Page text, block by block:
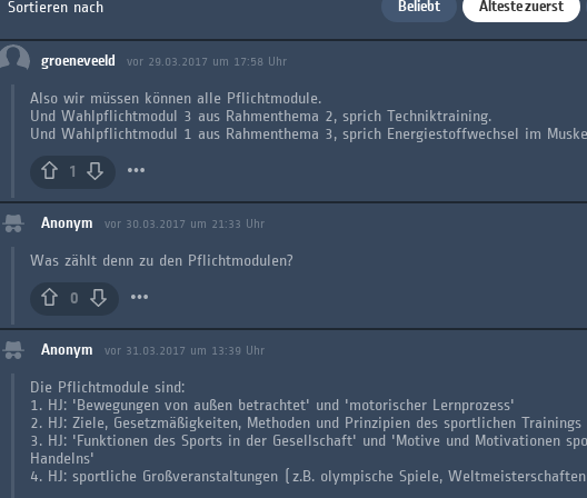
Sortieren nach Beliebt Älteste zuerst
groeneveeld vor 29.03.2017 um 17:58 Uhr
Also wir müssen können alle Pflichtmodule.
Und Wahlpflichtmodul 3 aus Rahmenthema 2, sprich Techniktraining.
Und Wahlpflichtmodul 1 aus Rahmenthema 3, sprich Energiestoffwechsel im
1
Anonym vor 30.03.2017 um 21:33 Uhr
Was zählt denn zu den Pflichtmodulen?
0
Anonym vor 31.03.2017 um 13:39 Uhr
Die Pflichtmodule sind:
1. HJ: 'Bewegungen von außen betrachtet' und 'motorischer Lernprozess'
2. HJ: Ziele, Gesetzmäßigkeiten, Methoden und Prinzipien des sportlichen Trainings
3. HJ: 'Funktionen des Sports in der Gesellschaft' und 'Motive und Motivationen
Handelns'
4. HJ: sportliche Großveranstaltungen (z.B. olympische Spiele, Weltmeisterschaften)